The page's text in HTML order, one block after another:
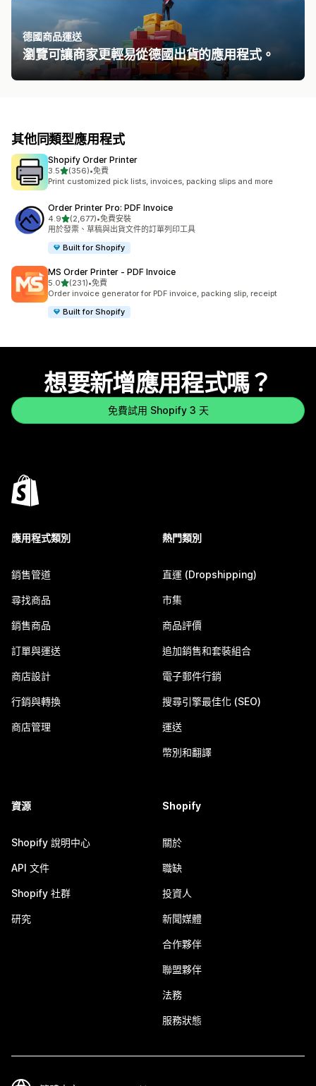
德國商品運送
瀏覽可讓商家更輕易從德國出貨的應用程式。
其他同類型應用程式
Shopify Order Printer
3.5滿分 5 顆星
(356)
共有 356 則評價
•免費
Print customized pick lists, invoices, packing slips and more
Order Printer Pro: PDF Invoice
4.9滿分 5 顆星
(2,677)
共有 2677 則評價
•免費安裝
用於發票、草稿與出貨文件的訂單列印工具
Built for Shopify
MS Order Printer ‑ PDF Invoice
5.0滿分 5 顆星
(231)
共有 231 則評價
•免費
Order invoice generator for PDF invoice, packing slip, receipt
Built for Shopify
想要新增應用程式嗎？
免費試用 Shopify 3 天
應用程式類別
銷售管道
尋找商品
銷售商品
訂單與運送
商店設計
行銷與轉換
商店管理
熱門類別
直運 (Dropshipping)
市集
商品評價
追加銷售和套裝組合
電子郵件行銷
搜尋引擎最佳化 (SEO)
運送
幣別和翻譯
資源
Shopify 說明中心
API 文件
Shopify 社群
研究
Shopify
關於
職缺
投資人
新聞媒體
合作夥伴
聯盟夥伴
法務
服務狀態